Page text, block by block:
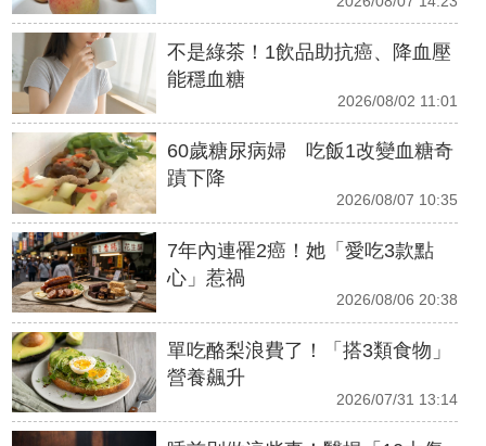
不是綠茶！1飲品助抗癌、降血壓
能穩血糖
2026/08/02 11:01
60歲糖尿病婦 吃飯1改變血糖奇
蹟下降
2026/08/07 10:35
7年內連罹2癌！她「愛吃3款點
心」惹禍
2026/08/06 20:38
單吃酪梨浪費了！「搭3類食物」
營養飆升
2026/07/31 13:14